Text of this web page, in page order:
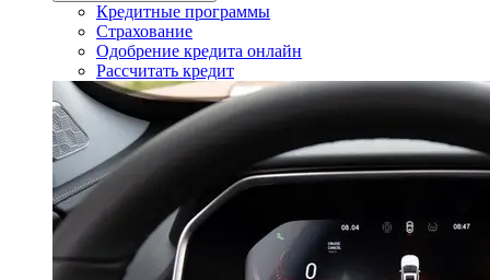
Кредитные программы
Страхование
Одобрение кредита онлайн
Рассчитать кредит